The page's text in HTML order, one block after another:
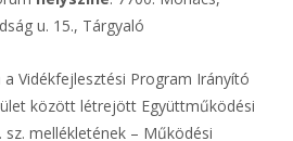
u. 15., Tárgyaló
Vidékfejlesztési Program Irányító
között létrejött Együttműködési
sz. mellékletének – Működési